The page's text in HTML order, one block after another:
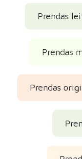
Prendas
Prendas
Prendas